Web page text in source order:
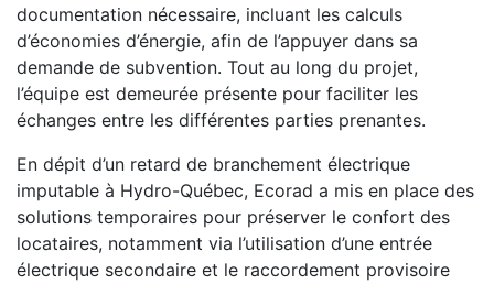
documentation nécessaire, incluant les calculs
d’économies d’énergie, afin de l’appuyer dans sa
demande de subvention. Tout au long du projet,
l’équipe est demeurée présente pour faciliter les
échanges entre les différentes parties prenantes.
En dépit d’un retard de branchement électrique
imputable à Hydro-Québec, Ecorad a mis en place des
solutions temporaires pour préserver le confort des
locataires, notamment via l’utilisation d’une entrée
électrique secondaire et le raccordement provisoire